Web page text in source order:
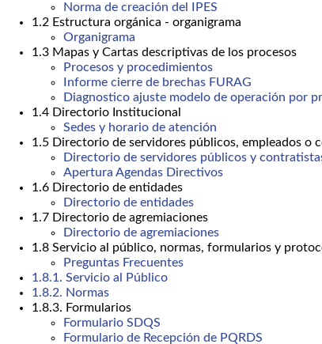
Norma de creación del IPES
1.2 Estructura orgánica - organigrama
Organigrama
1.3 Mapas y Cartas descriptivas de los procesos
Procesos y procedimientos
Informe cierre de brechas FURAG
Diagnostico ajuste modelo de operación por
1.4 Directorio Institucional
Sedes y horario de atención
1.5 Directorio de servidores públicos, empleados o
Directorio de servidores públicos y
Apertura Agendas Directivos
1.6 Directorio de entidades
Directorio de entidades
1.7 Directorio de agremiaciones
Directorio de agremiaciones
1.8 Servicio al público, normas, formularios y
Preguntas Frecuentes
1.8.1. Servicio al Público
1.8.2. Normas
1.8.3. Formularios
Formulario SDQS
Formulario de Recepción de PQRDS